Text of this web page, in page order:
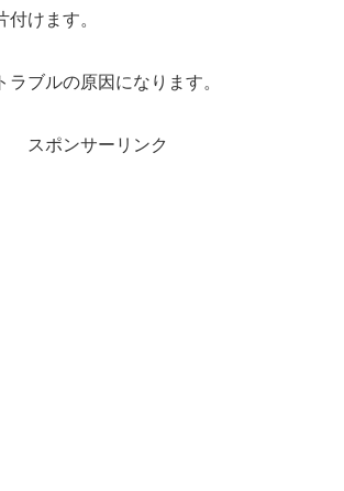
けます。
ラブルの原因になります。
スポンサーリンク